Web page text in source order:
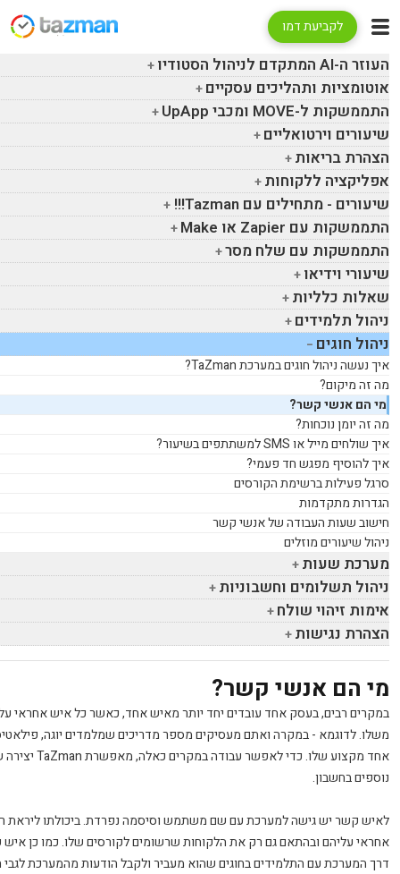
לקביעת דמו
העוזר ה-AI המתקדם לניהול הסטודיו
אוטומציות ותהליכים עסקיים
התממשקות ל-MOVE ומכבי UpApp
שיעורים וירטואליים
הצהרת בריאות
אפליקציה ללקוחות
שיעורים - מתחילים עם Tazman
!!!
התממשקות עם Zapier או Make
התממשקות עם שלח מסר
שיעורי וידיאו
שאלות כלליות
ניהול תלמידים
ניהול חוגים
איך נעשה ניהול חוגים במערכתTaZman
?
מה זה מיקום?
מי הם אנשי קשר?
מה זה יומן נוכחות?
איך שולחים מייל אוSMSלמשתתפים בשיעור?
איך להוסיף מפגש חד פעמי?
סרגל פעילות ברשימת הקורסים
הגדרות מתקדמות
חישוב שעות העבודה של אנשי קשר
ניהול שיעורים מוזלים
מערכת שעות
ניהול תשלומים וחשבוניות
אימות זיהוי שולח
הצהרת נגישות
מי הם אנשי קשר?
במקרים רבים, בעסק אחד עובדים יחד יותר מאיש אחד, כאשר כל איש אחראי
משלו. לדוגמא - במקרה ואתם מעסיקים מספר מדריכים שמלמדים יוגה,
אחד מקצוע שלו. כדי לאפשר עבודה במקרים כאלה, מאפשרת TaZman יצירה של
נוספים בחשבון.
לאיש קשר יש גישה למערכת עם שם משתמש וסיסמה נפרדת. ביכולתו ליראת
אחראי עליהם ובהתאם גם רק את הלקוחות שרשומים לקורסים שלו. כמו כן
דרך המערכת עם התלמידים בחוגים שהוא מעביר ולקבל הודעות מהמערכת